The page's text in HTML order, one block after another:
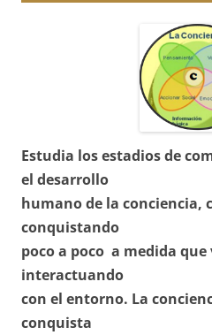
Estudia los estadios de
el desarrollo
humano de la conciencia,
conquistando
poco a poco a medida que
interactuando
con el entorno. La
conquista